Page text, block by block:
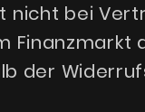
bei
der